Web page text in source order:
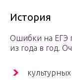
История
Ошибки на ЕГЭ
из года в год.